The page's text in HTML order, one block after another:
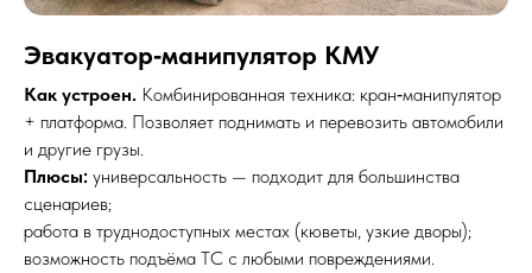
Эвакуатор‑манипулятор КМУ
Как устроен. Комбинированная техника: кран‑манипулятор
+ платформа. Позволяет поднимать и перевозить автомобили
и другие грузы.
Плюсы: универсальность — подходит для большинства
сценариев;
работа в труднодоступных местах (кюветы, узкие дворы);
возможность подъёма ТС с любыми повреждениями.